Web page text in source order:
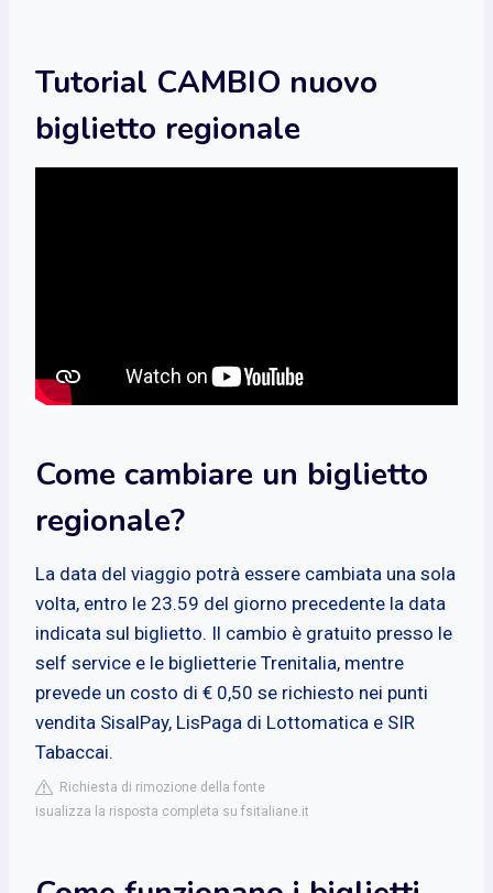
Tutorial CAMBIO nuovo
biglietto regionale
Come cambiare un biglietto
regionale?
La data del viaggio potrà essere cambiata una sola
volta, entro le 23.59 del giorno precedente la data
indicata sul biglietto. Il cambio è gratuito presso le
self service e le biglietterie Trenitalia, mentre
prevede un costo di € 0,50 se richiesto nei punti
vendita SisalPay, LisPaga di Lottomatica e SIR
Tabaccai.
Richiesta di rimozione della fonte
isualizza la risposta completa su fsitaliane.it